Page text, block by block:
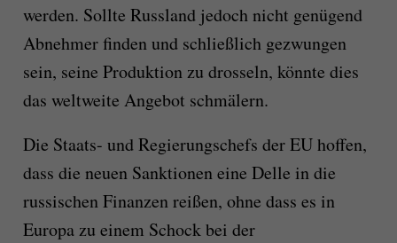
werden. Sollte Russland jedoch nicht genügend
Abnehmer finden und schließlich gezwungen
sein, seine Produktion zu drosseln, könnte dies
das weltweite Angebot schmälern.
Die Staats- und Regierungschefs der EU hoffen,
dass die neuen Sanktionen eine Delle in die
russischen Finanzen reißen, ohne dass es in
Europa zu einem Schock bei der